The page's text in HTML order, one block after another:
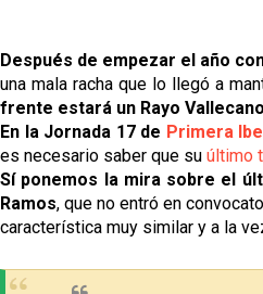
Después de empezar el año
una mala racha que lo llegó a
frente estará un Rayo
En la Jornada 17 de Primera
es necesario saber que su último
Sí ponemos la mira sobre el
Ramos, que no entró en
característica muy similar y a la